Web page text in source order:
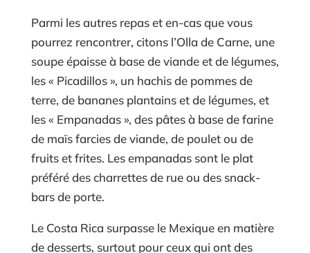
Parmi les autres repas et en-cas que vous
pourrez rencontrer, citons l’Olla de Carne, une
soupe épaisse à base de viande et de légumes,
les « Picadillos », un hachis de pommes de
terre, de bananes plantains et de légumes, et
les « Empanadas », des pâtes à base de farine
de maïs farcies de viande, de poulet ou de
fruits et frites. Les empanadas sont le plat
préféré des charrettes de rue ou des snack-
bars de porte.
Le Costa Rica surpasse le Mexique en matière
de desserts, surtout pour ceux qui ont des